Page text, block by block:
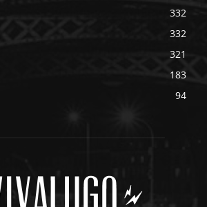
332
332
321
183
94